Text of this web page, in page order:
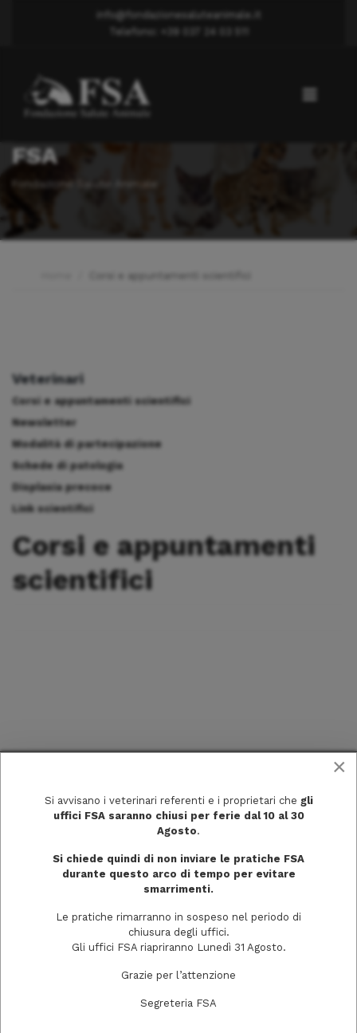
info@fondazionesaluteanimale.it
Telefono: +39 037 24 03 511
FSA
Fondazione Salute Animale
Corsi e appuntamenti scientifici
Veterinari
Corsi e appuntamenti scientifici
Newsletter
Modalità di partecipazione
Schede di patologia
Displasia precoce
Link scientifici
Corsi e appuntamenti
scientifici
26100 Cremona
×
Si avvisano i veterinari referenti e i proprietari che gli
uffici FSA saranno chiusi per ferie dal 10 al 30
Agosto.
Si chiede quindi di non inviare le pratiche FSA
durante questo arco di tempo per evitare
smarrimenti.
Le pratiche rimarranno in sospeso nel periodo di
chiusura degli uffici.
Gli uffici FSA riapriranno Lunedì 31 Agosto.
Grazie per l’attenzione
Segreteria FSA